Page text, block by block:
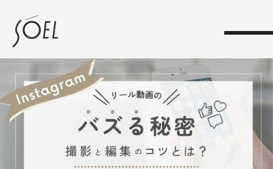
toggle